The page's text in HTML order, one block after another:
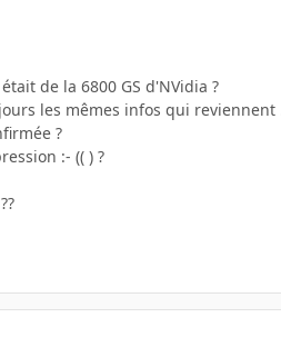
de la 6800 GS d'NVidia ?
les mêmes infos qui reviennent
?
:- (( ) ?